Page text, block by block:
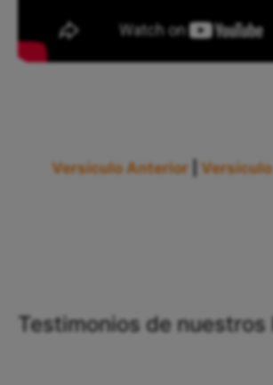
Versículo Anterior
Testimonios de nuestros